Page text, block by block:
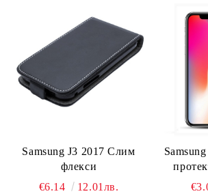
Samsung J3 2017 Слим
флекси
€6.14
12.01лв.